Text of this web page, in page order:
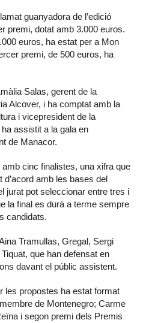
guanyadora de l’edició
premi, dotat amb 3.000 euros.
euros, ha estat per a Mon
premi, de 500 euros, ha
Salas, gerent de la
Alcover, i ha comptat amb la
i vicepresident de la
assistit a la gala en
de Manacor.
cinc finalistes, una xifra que
d’acord amb les bases del
jurat pot seleccionar entre tres i
la final es durà a terme sempre
candidats.
Tramullas, Gregal, Sergi
que han defensat en
davant el públic assistent.
les propostes ha estat format
de Montenegro; Carme
i segon premi dels Premis